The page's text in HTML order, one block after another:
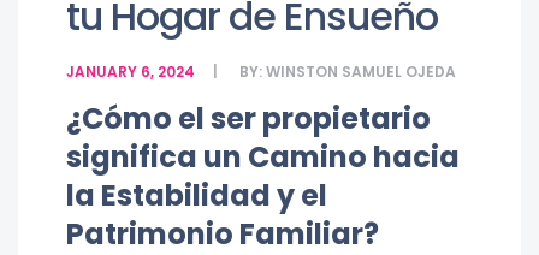
tu Hogar de Ensueño
JANUARY 6, 2024 BY:WINSTON SAMUEL OJEDA
¿Cómo el ser propietario
significa un Camino hacia
la Estabilidad y el
Patrimonio Familiar?